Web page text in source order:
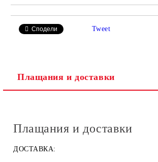
Сподели Tweet
Плащания и доставки
Плащания и доставки
ДОСТАВКА: